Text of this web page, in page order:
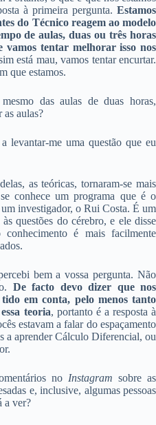
à primeira pergunta. Estamos
do Técnico reagem ao modelo
de aulas, duas ou três horas
vamos tentar melhorar isso nos
está mau, vamos tentar encurtar.
que estamos.
das aulas de duas horas,
as aulas?
levantar-me uma questão que eu
as teóricas, tornaram-se mais
conhece um programa que é o
investigador, o Rui Costa. É um
questões do cérebro, e ele disse
é mais facilmente
bem a vossa pergunta. Não
De facto devo dizer que nos
em conta, pelo menos tanto
teoria, portanto é a resposta à
estavam a falar do espaçamento
a aprender Cálculo Diferencial, ou
no Instagram sobre as
e, inclusive, algumas pessoas
a ver?